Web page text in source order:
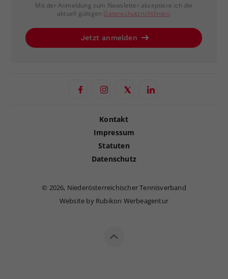
Mit der Anmeldung zum Newsletter akzeptiere ich die
aktuell gültigen Datenschutzrichtlinien.
Jetzt anmelden
Kontakt
Impressum
Statuten
Datenschutz
© 2026, Niederösterreichischer Tennisverband
Website by Rubikon Werbeagentur